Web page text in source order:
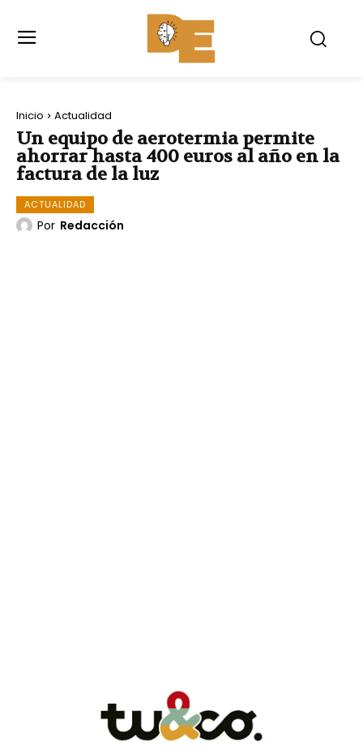
Inicio Actualidad
Un equipo de aerotermia permite
ahorrar hasta 400 euros al año en la
factura de la luz
ACTUALIDAD
Por Redacción